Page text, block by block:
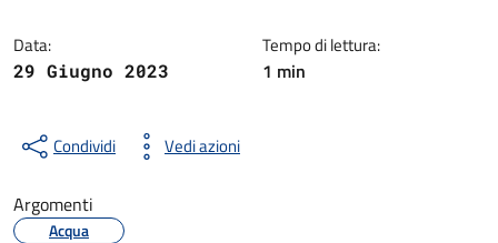
Data:
29 Giugno 2023
Tempo di lettura:
1 min
Condividi Vedi azioni
Argomenti
Acqua